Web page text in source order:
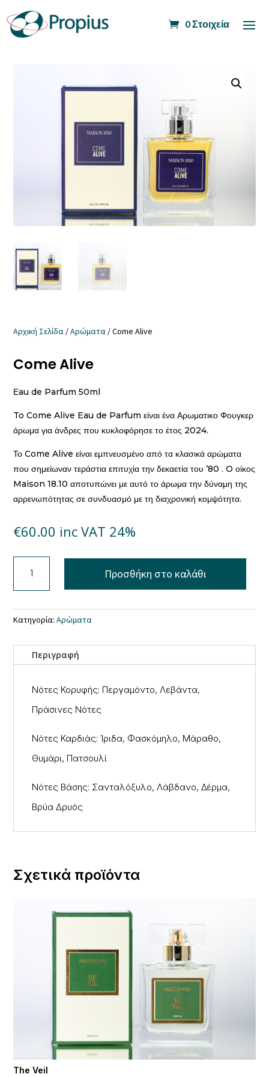
0 Στοιχεία
Αρχική Σελίδα /Aρώματα / Come Alive
Come Alive
Εau de Parfum 50ml
To Come Alive Eau de Parfum είναι ένα Αρωματικο Φουγκερ
άρωμα για άνδρες που κυκλοφόρησε το έτος 2024.
Το Come Alive είναι εμπνευσμένο από τα κλασικά αρώματα
που σημείωναν τεράστια επιτυχία την δεκαετία του ’80 . O οίκος
Maison 18.10 αποτυπώνει με αυτό το άρωμα την δύναμη της
αρρενωπότητας σε συνδυασμό με τη διαχρονική κομψότητα.
€60.00 inc VAT 24%
Alive
ποσότητα
Προσθήκη στο καλάθι
Κατηγορία:Aρώματα
Περιγραφή
Νότες Κορυφής: Περγαμόντο, Λεβάντα,
Πράσινες Νότες
Νότες Καρδιάς: Ίριδα, Φασκόμηλο, Μάραθο,
Θυμάρι, Πατσουλί
Νότες Βάσης: Σανταλόξυλο, Λάβδανο, Δέρμα,
Βρύα Δρυός
Σχετικά προϊόντα
The Veil